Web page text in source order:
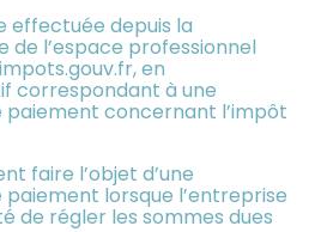
effectuée depuis la
de l’espace professionnel
en
correspondant à une
paiement concernant l’impôt
faire l’objet d’une
lorsque l’entreprise
de régler les sommes dues